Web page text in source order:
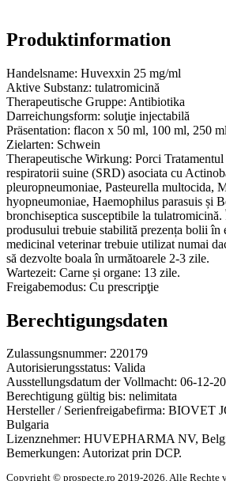
Produktinformation
Handelsname: Huvexxin 25 mg/ml
Aktive Substanz: tulatromicină
Therapeutische Gruppe: Antibiotika
Darreichungsform: soluţie injectabilă
Präsentation: flacon x 50 ml, 100 ml, 250 ml
Zielarten: Schwein
Therapeutische Wirkung: Porci
respiratorii suine (SRD) asociata cu
pleuropneumoniae, Pasteurella multocida,
hyopneumoniae, Haemophilus parasuis și
bronchiseptica susceptibile la tulatromicină.
produsului trebuie stabilită prezența bolii în
medicinal veterinar trebuie utilizat numai
să dezvolte boala în următoarele 2-3 zile.
Wartezeit: Carne și organe: 13 zile.
Freigabemodus: Cu prescripţie
Berechtigungsdaten
Zulassungsnummer: 220179
Autorisierungsstatus: Valida
Ausstellungsdatum der Vollmacht: 06-12-
Berechtigung gültig bis: nelimitata
Hersteller / Serienfreigabefirma: BIOVET
Bulgaria
Lizenznehmer: HUVEPHARMA NV,
Bemerkungen: Autorizat prin DCP.
Copyright © prospecte.ro 2019-2026. Alle Rechte